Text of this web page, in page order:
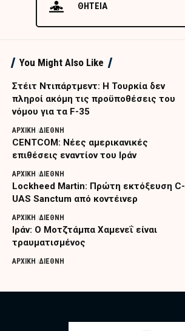
ΘΗΤΕΙΑ
You Might Also Like
Στέιτ Ντιπάρτμεντ: Η Τουρκία δεν
πληροί ακόμη τις προϋποθέσεις του
νόμου για τα F-35
ΑΡΧΙΚΗ ΔΙΕΘΝΗ
CENTCOM: Νέες αμερικανικές
επιθέσεις εναντίον του Ιράν
ΑΡΧΙΚΗ ΔΙΕΘΝΗ
Lockheed Martin: Πρώτη εκτόξευση C-
UAS Sanctum από κοντέινερ
ΑΡΧΙΚΗ ΔΙΕΘΝΗ
Ιράν: Ο Μοτζτάμπα Χαμενεΐ είναι
τραυματισμένος
ΑΡΧΙΚΗ ΔΙΕΘΝΗ